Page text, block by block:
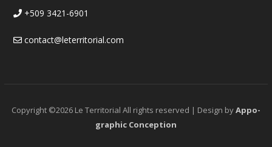
+509 3421-6901
contact@leterritorial.com
Copyright ©2026 Le Territorial All rights reserved | Design byAppo-
graphic Conception